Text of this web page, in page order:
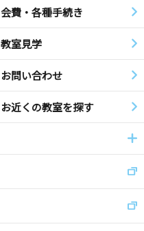
会費・各種手続き
教室見学
お問い合わせ
お近くの教室を探す